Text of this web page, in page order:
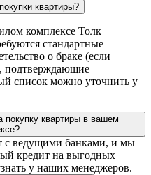
квартиры?
комплексе Толк
стандартные
о браке (если
подтверждающие
список можно уточнить у
покупку квартиры в вашем
с ведущими банками, и мы
кредит на выгодных
у наших менеджеров.